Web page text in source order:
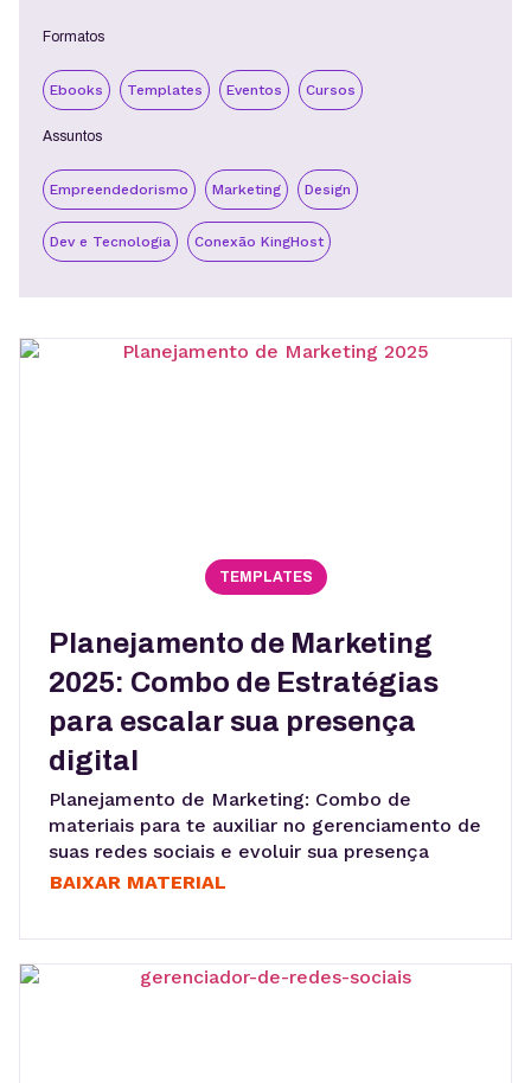
Formatos
Ebooks Templates Eventos Cursos
Assuntos
Empreendedorismo Marketing Design
Dev e Tecnologia Conexão KingHost
TEMPLATES
Planejamento de Marketing
2025: Combo de Estratégias
para escalar sua presença
digital
Planejamento de Marketing: Combo de
materiais para te auxiliar no gerenciamento de
suas redes sociais e evoluir sua presença
digital
BAIXAR MATERIAL